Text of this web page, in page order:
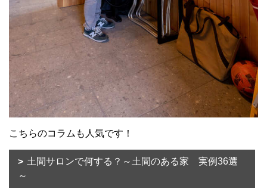
こちらのコラムも人気です！
土間サロンで何する？～土間のある家 実例36選
～